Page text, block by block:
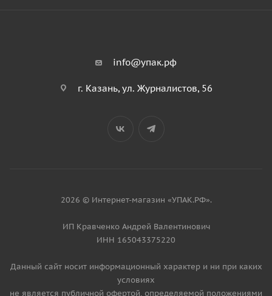
info@упак.рф
г. Казань, ул. Журналистов, 56
2026 © Интернет-магазин «УПАК.РФ».
ИП Кравченко Андрей Валентинович
ИНН 165043375220
Данный сайт носит информационный характер и ни при каких
условиях
не является публичной офертой, определяемой положениями